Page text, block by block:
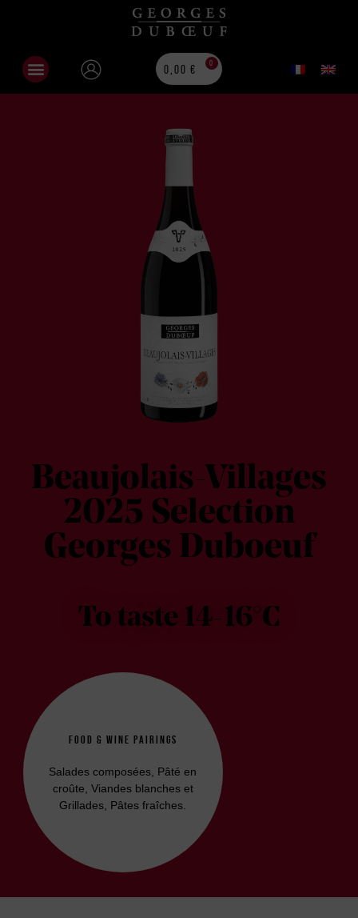
0,00€ 0
Beaujolais-Villages
2025 Selection
Georges Duboeuf
To taste 14-16°C
FOOD & WINE PAIRINGS
Salades composées, Pâté en
croûte, Viandes blanches et
Grillades, Pâtes fraîches.